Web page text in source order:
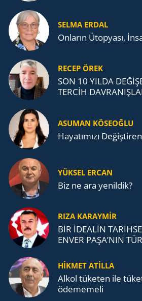
SELMA ERDAL
Onların Ütopyası,
RECEP ÖREK
SON 10 YILDA
TERCİH
ASUMAN KÖSEOĞLU
Ha­ya­tı­mı­zı
YÜKSEL ERCAN
Biz ne ara yenildik?
RIZA KARAYMIR
BİR İDEALİN
ENVER PAŞA’NIN
TEŞKİLATI’NA
HİKMET ATİLLA
Alkol tü­ke­ten ile
öde­me­me­li